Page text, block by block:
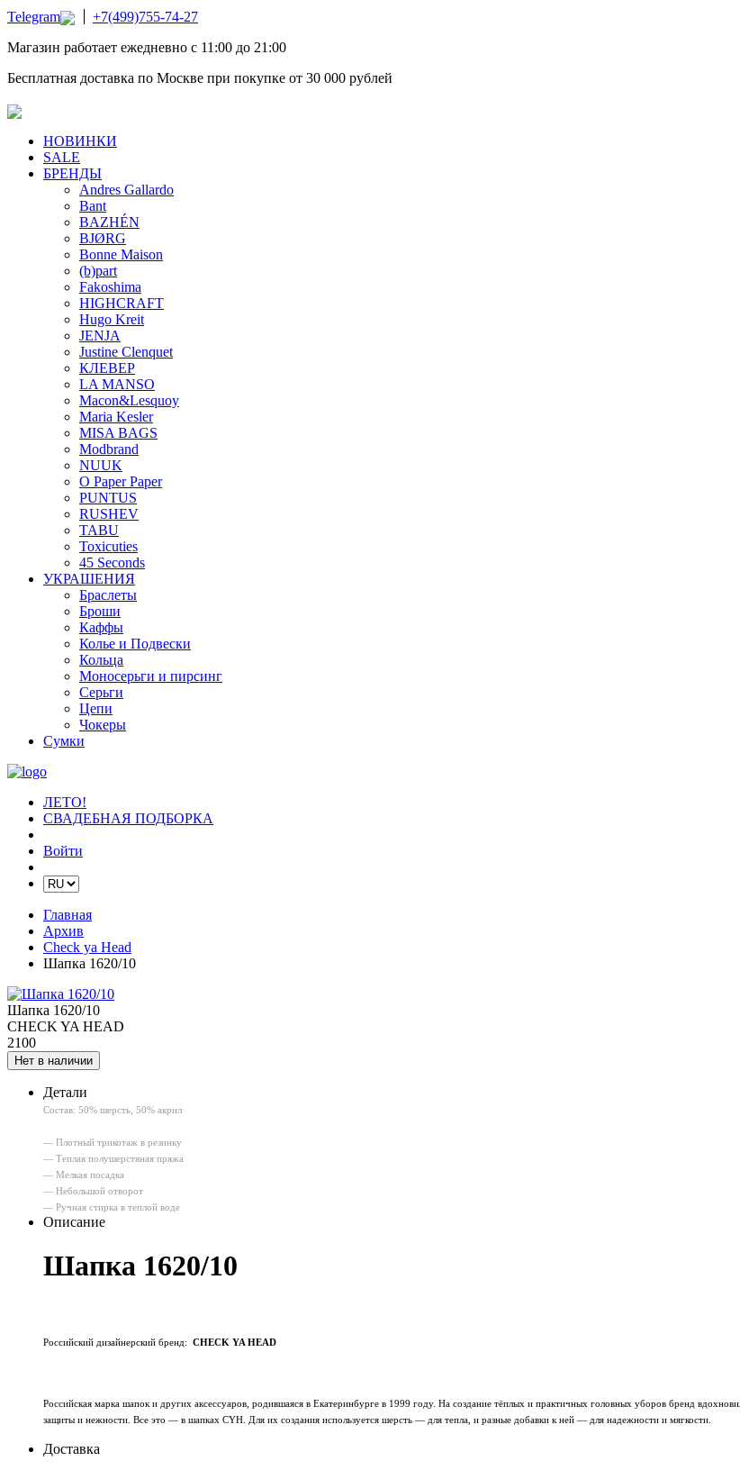
Telegram
+7(499)755-74-27
Магазин работает ежедневно с 11:00 до 21:00
Бесплатная доставка по Москве при покупке от 30 000 рублей
НОВИНКИ
SALE
БРЕНДЫ
Andres Gallardo
Bant
BAZHÉN
BJØRG
Bonne Maison
(b)part
Fakoshima
HIGHCRAFT
Hugo Kreit
JENJA
Justine Clenquet
КЛЕВЕР
LA MANSO
Macon&Lesquoy
Maria Kesler
MISA BAGS
Modbrand
NUUK
O Paper Paper
PUNTUS
RUSHEV
TABU
Toxicuties
45 Seconds
УКРАШЕНИЯ
Браслеты
Броши
Каффы
Колье и Подвески
Кольца
Моносерьги и пирсинг
Серьги
Цепи
Чокеры
Сумки
ЛЕТО!
СВАДЕБНАЯ ПОДБОРКА
Войти
Главная
Архив
Check ya Head
Шапка 1620/10
Шапка 1620/10
CHECK YA HEAD
2100
Нет в наличии
Детали
Состав: 50% шерсть, 50% акрил
— Плотный трикотаж в резинку
— Теплая полушерстяная пряжа
— Мелкая посадка
— Небольшой отворот
— Ручная стирка в теплой воде
Описание
Шапка 1620/10
Российский дизайнерский бренд: CHECK YA HEAD
Российская марка шапок и других аксессуаров, родившаяся в Екатеринбурге в 1999 году. На создание тёплых и практичных головных уборов бренд
защиты и нежности. Все это — в шапках CYH. Для их создания используется шерсть — для тепла, и разные добавки к ней — для надежности и мягкости.
Доставка